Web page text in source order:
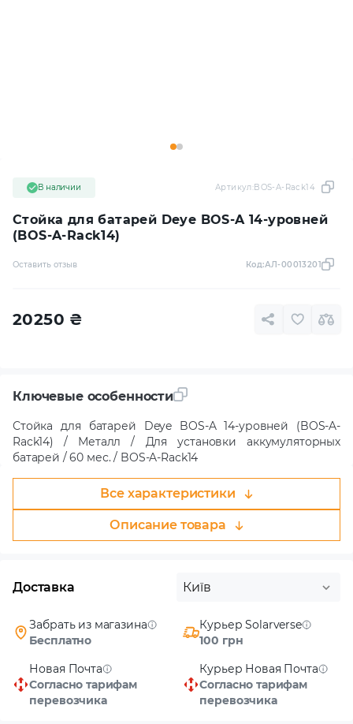
Стойка для батарей Deye BOS-A 14-уровней
(BOS-A-Rack14)
В наличии Артикул:BOS-A-Rack14
Оставить отзыв Код:АЛ-00013201
20250 ₴
Ключевые особенности
Стойка для батарей Deye BOS-A 14-уровней (BOS-A-
Rack14) / Металл / Для установки аккумуляторных
батарей / 60 мес. / BOS-A-Rack14
Все характеристики
Описание товара
Доставка Київ
Забрать из магазина
Бесплатно
Курьер Solarverse
100 грн
Новая Почта
Согласно тарифам
перевозчика
Курьер Новая Почта
Согласно тарифам
перевозчика